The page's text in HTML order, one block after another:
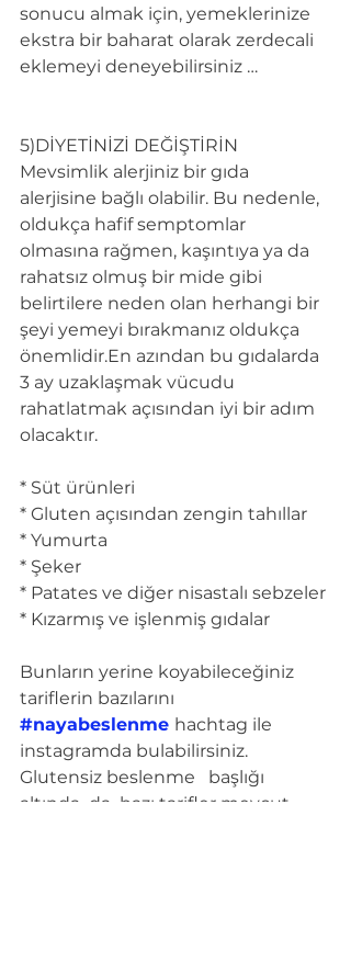
sonucu almak için, yemeklerinize
ekstra bir baharat olarak zerdecali
eklemeyi deneyebilirsiniz …
5)DİYETİNİZİ DEĞİŞTİRİN
Mevsimlik alerjiniz bir gıda
alerjisine bağlı olabilir. Bu nedenle,
oldukça hafif semptomlar
olmasına rağmen, kaşıntıya ya da
rahatsız olmuş bir mide gibi
belirtilere neden olan herhangi bir
şeyi yemeyi bırakmanız oldukça
önemlidir.En azından bu gıdalarda
3 ay uzaklaşmak vücudu
rahatlatmak açısından iyi bir adım
olacaktır.
* Süt ürünleri
* Gluten açısından zengin tahıllar
* Yumurta
* Şeker
* Patates ve diğer nisastalı sebzeler
* Kızarmış ve işlenmiş gıdalar
Bunların yerine koyabileceğiniz
tariflerin bazılarını
#nayabeslenme hachtag ile
instagramda bulabilirsiniz.
Glutensiz beslenme   başlığı
altında  da  bazı tarifler mevcut.